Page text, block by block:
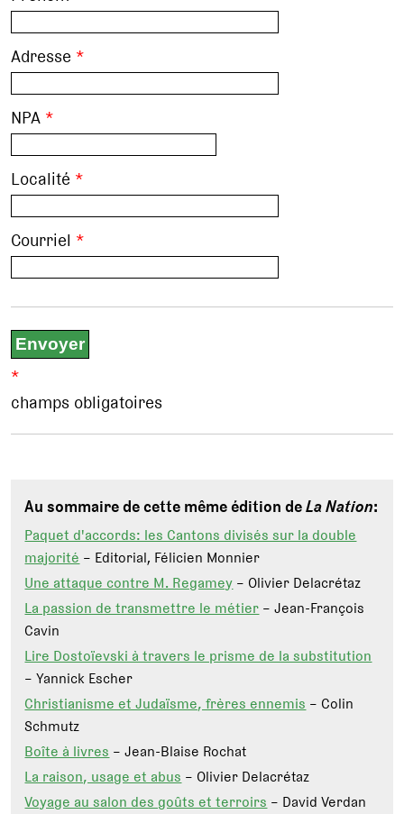
Adresse *
NPA *
Localité *
Courriel *
*
champs obligatoires
Au sommaire de cette même édition deLa Nation:
Paquet d'accords: les Cantons divisés sur la double
majorité – Editorial, Félicien Monnier
Une attaque contre M. Regamey – Olivier Delacrétaz
La passion de transmettre le métier – Jean-François
Cavin
Lire Dostoïevski à travers le prisme de la substitution
– Yannick Escher
Christianisme et Judaïsme, frères ennemis – Colin
Schmutz
Boîte à livres – Jean-Blaise Rochat
La raison, usage et abus – Olivier Delacrétaz
Voyage au salon des goûts et terroirs – David Verdan